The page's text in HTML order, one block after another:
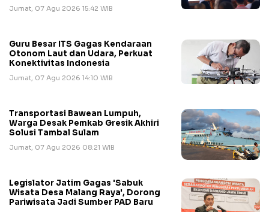
Jumat, 07 Agu 2026 15:42 WIB
Guru Besar ITS Gagas Kendaraan
Otonom Laut dan Udara, Perkuat
Konektivitas Indonesia
Jumat, 07 Agu 2026 14:10 WIB
Transportasi Bawean Lumpuh,
Warga Desak Pemkab Gresik Akhiri
Solusi Tambal Sulam
Jumat, 07 Agu 2026 08:21 WIB
Legislator Jatim Gagas 'Sabuk
Wisata Desa Malang Raya', Dorong
Pariwisata Jadi Sumber PAD Baru